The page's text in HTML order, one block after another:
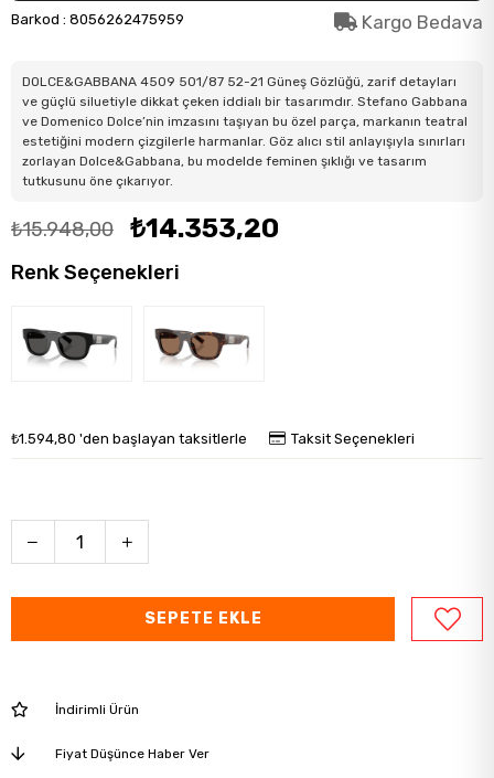
Barkod : 8056262475959 Kargo Bedava
DOLCE&GABBANA 4509 501/87 52-21 Güneş Gözlüğü, zarif detayları
ve güçlü siluetiyle dikkat çeken iddialı bir tasarımdır. Stefano Gabbana
ve Domenico Dolce’nin imzasını taşıyan bu özel parça, markanın teatral
estetiğini modern çizgilerle harmanlar. Göz alıcı stil anlayışıyla sınırları
zorlayan Dolce&Gabbana, bu modelde feminen şıklığı ve tasarım
tutkusunu öne çıkarıyor.
₺15.948,00 ₺14.353,20
Renk Seçenekleri
₺1.594,80 'den başlayan taksitlerle Taksit Seçenekleri
İndirimli Ürün
Fiyat Düşünce Haber Ver